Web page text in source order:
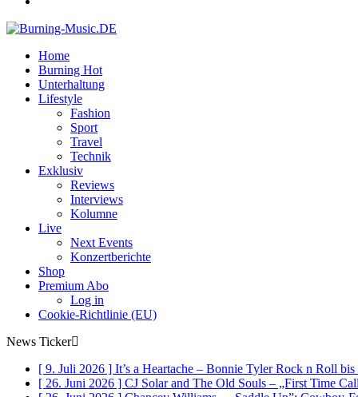
Home
Burning Hot
Unterhaltung
Lifestyle
Fashion
Sport
Travel
Technik
Exklusiv
Reviews
Interviews
Kolumne
Live
Next Events
Konzertberichte
Shop
Premium Abo
Log in
Cookie-Richtlinie (EU)
News Ticker
[ 9. Juli 2026 ] It’s a Heartache – Bonnie Tyler Rock n Roll bis
[ 26. Juni 2026 ] CJ Solar and The Old Souls – „First Time